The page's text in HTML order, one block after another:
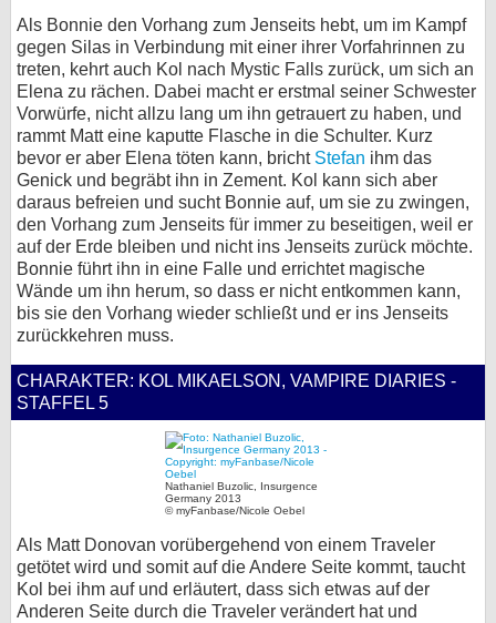
Als Bonnie den Vorhang zum Jenseits hebt, um im Kampf
gegen Silas in Verbindung mit einer ihrer Vorfahrinnen zu
treten, kehrt auch Kol nach Mystic Falls zurück, um sich an
Elena zu rächen. Dabei macht er erstmal seiner Schwester
Vorwürfe, nicht allzu lang um ihn getrauert zu haben, und
rammt Matt eine kaputte Flasche in die Schulter. Kurz
bevor er aber Elena töten kann, bricht Stefan ihm das
Genick und begräbt ihn in Zement. Kol kann sich aber
daraus befreien und sucht Bonnie auf, um sie zu zwingen,
den Vorhang zum Jenseits für immer zu beseitigen, weil er
auf der Erde bleiben und nicht ins Jenseits zurück möchte.
Bonnie führt ihn in eine Falle und errichtet magische
Wände um ihn herum, so dass er nicht entkommen kann,
bis sie den Vorhang wieder schließt und er ins Jenseits
zurückkehren muss.
CHARAKTER: KOL MIKAELSON, VAMPIRE DIARIES -
STAFFEL 5
Nathaniel Buzolic, Insurgence
Germany 2013
© myFanbase/Nicole Oebel
Als Matt Donovan vorübergehend von einem Traveler
getötet wird und somit auf die Andere Seite kommt, taucht
Kol bei ihm auf und erläutert, dass sich etwas auf der
Anderen Seite durch die Traveler verändert hat und